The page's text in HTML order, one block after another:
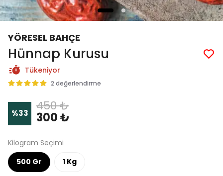
YÖRESEL BAHÇE
Hünnap Kurusu
Tükeniyor
2 değerlendirme
%33 450 ₺
300 ₺
Kilogram Seçimi
500 Gr
1 Kg